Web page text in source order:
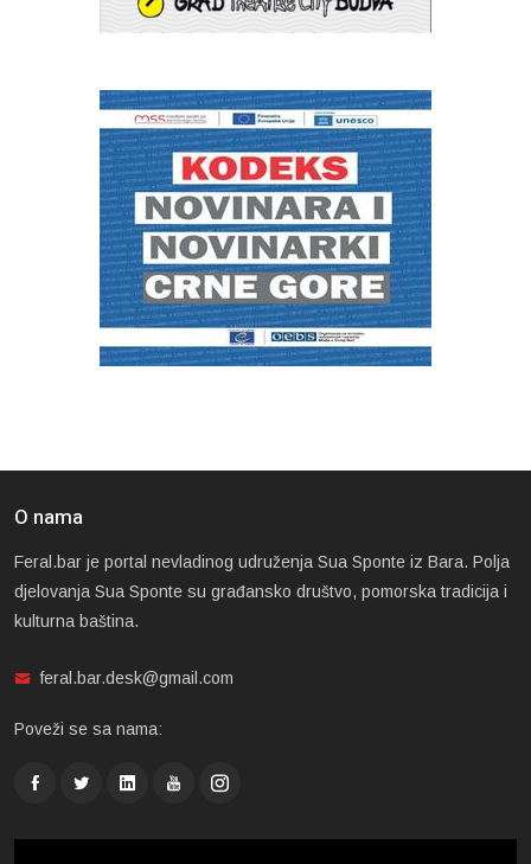
O nama
Feral.bar je portal nevladinog udruženja Sua Sponte iz Bara. Polja
djelovanja Sua Sponte su građansko društvo, pomorska tradicija i
kulturna baština.
feral.bar.desk@gmail.com
Poveži se sa nama: